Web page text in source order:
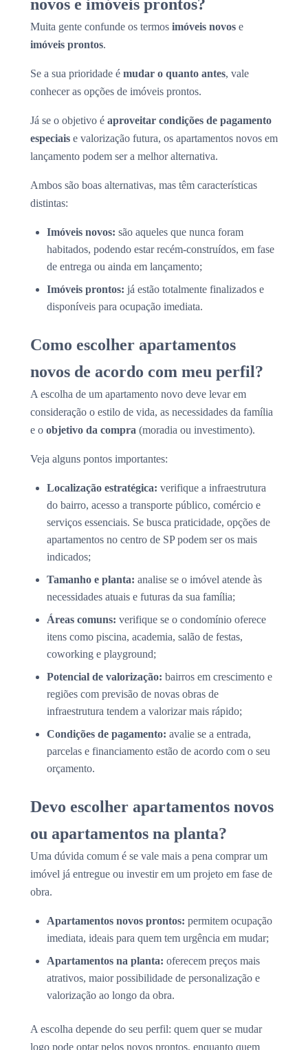
novos e imóveis prontos?
Muita gente confunde os termos imóveis novos e
imóveis prontos.
Se a sua prioridade é mudar o quanto antes, vale
conhecer as opções de imóveis prontos.
Já se o objetivo é aproveitar condições de pagamento
especiais e valorização futura, os apartamentos novos em
lançamento podem ser a melhor alternativa.
Ambos são boas alternativas, mas têm características
distintas:
Imóveis novos: são aqueles que nunca foram
habitados, podendo estar recém-construídos, em fase
de entrega ou ainda em lançamento;
Imóveis prontos: já estão totalmente finalizados e
disponíveis para ocupação imediata.
Como escolher apartamentos
novos de acordo com meu perfil?
A escolha de um apartamento novo deve levar em
consideração o estilo de vida, as necessidades da família
e o objetivo da compra (moradia ou investimento).
Veja alguns pontos importantes:
Localização estratégica: verifique a infraestrutura
do bairro, acesso a transporte público, comércio e
serviços essenciais. Se busca praticidade, opções de
apartamentos no centro de SP podem ser os mais
indicados;
Tamanho e planta: analise se o imóvel atende às
necessidades atuais e futuras da sua família;
Áreas comuns: verifique se o condomínio oferece
itens como piscina, academia, salão de festas,
coworking e playground;
Potencial de valorização: bairros em crescimento e
regiões com previsão de novas obras de
infraestrutura tendem a valorizar mais rápido;
Condições de pagamento: avalie se a entrada,
parcelas e financiamento estão de acordo com o seu
orçamento.
Devo escolher apartamentos novos
ou apartamentos na planta?
Uma dúvida comum é se vale mais a pena comprar um
imóvel já entregue ou investir em um projeto em fase de
obra.
Apartamentos novos prontos: permitem ocupação
imediata, ideais para quem tem urgência em mudar;
Apartamentos na planta: oferecem preços mais
atrativos, maior possibilidade de personalização e
valorização ao longo da obra.
A escolha depende do seu perfil: quem quer se mudar
logo pode optar pelos novos prontos, enquanto quem